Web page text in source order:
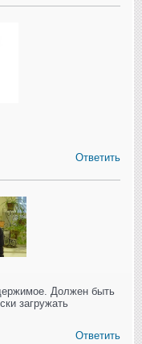
Ответить
Должен быть
загружать
Ответить